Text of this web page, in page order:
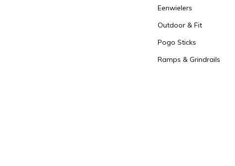
Eenwielers
Outdoor & Fit
Pogo Sticks
Ramps & Grindrails